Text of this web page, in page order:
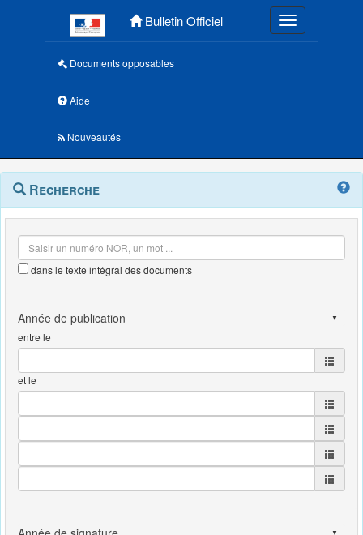
Bulletin Officiel Toggle
Documents opposables
Aide
Nouveautés
Navigation
outils
Menu
contextuel
Recherche
dans le texte intégral des documents
entre le
et le